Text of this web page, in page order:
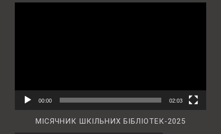
00:00 02:03
МІСЯЧНИК ШКІЛЬНИХ БІБЛІОТЕК-2025